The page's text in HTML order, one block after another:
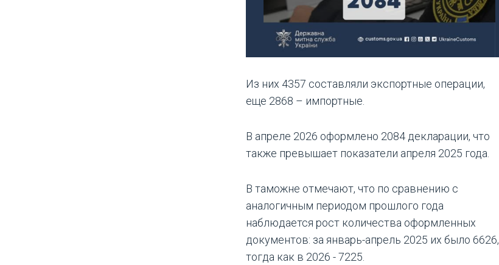
Из них 4357 составляли экспортные операции,
еще 2868 – импортные.
В апреле 2026 оформлено 2084 декларации, что
также превышает показатели апреля 2025 года.
В таможне отмечают, что по сравнению с
аналогичным периодом прошлого года
наблюдается рост количества оформленных
документов: за январь-апрель 2025 их было 6626,
тогда как в 2026 - 7225.